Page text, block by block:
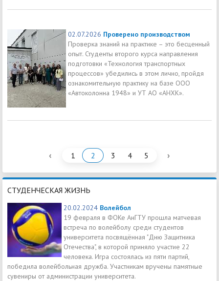
02.07.2026 Проверено производством
Проверка знаний на практике – это бесценный
опыт. Студенты второго курса направления
подготовки «Технология транспортных
процессов» убедились в этом лично, пройдя
ознакомительную практику на базе ООО
«Автоколонна 1948» и УТ АО «АНХК».
‹ 1 2 3 4 5 ›
СТУДЕНЧЕСКАЯ ЖИЗНЬ
20.02.2024 Волейбол
19 февраля в ФОКе АнГТУ прошла матчевая
встреча по волейболу среди студентов
университета посвящённая "Дню Защитника
Отечества", в которой приняло участие 22
человека. Игра состоялась из пяти партий,
победила волейбольная дружба. Участникам вручены памятные
сувениры от администрации университета.